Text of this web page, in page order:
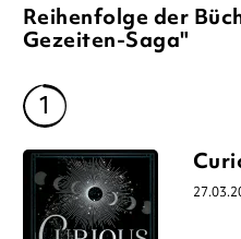
Reihenfolge der
Gezeiten-Saga"